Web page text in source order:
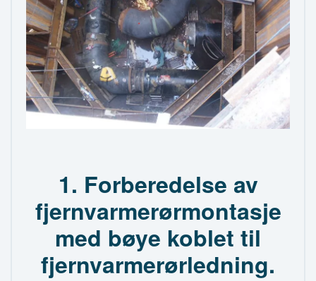
1. Forberedelse av
fjernvarmerørmontasje
med bøye koblet til
fjernvarmerørledning.